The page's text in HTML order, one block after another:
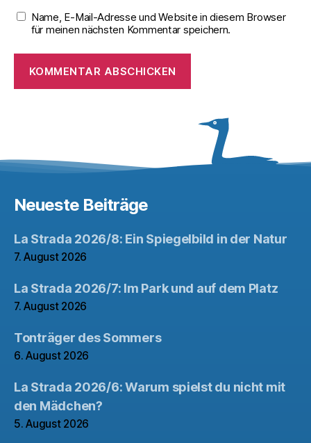
Name, E-Mail-Adresse und Website in diesem Browser
für meinen nächsten Kommentar speichern.
Neueste Beiträge
La Strada 2026/8: Ein Spiegelbild in der Natur
7. August 2026
La Strada 2026/7: Im Park und auf dem Platz
7. August 2026
Tonträger des Sommers
6. August 2026
La Strada 2026/6: Warum spielst du nicht mit
den Mädchen?
5. August 2026